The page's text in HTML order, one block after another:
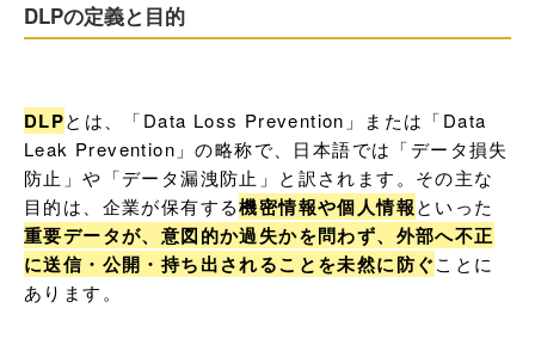
DLPの定義と目的
DLPとは、「Data Loss Prevention」または「Data
Leak Prevention」の略称で、日本語では「データ損失
防止」や「データ漏洩防止」と訳されます。その主な
目的は、企業が保有する機密情報や個人情報といった
重要データが、意図的か過失かを問わず、外部へ不正
に送信・公開・持ち出されることを未然に防ぐことに
あります。